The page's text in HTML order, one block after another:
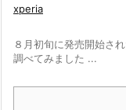
xperia
８月初旬に発売開始さ
調べてみました ...